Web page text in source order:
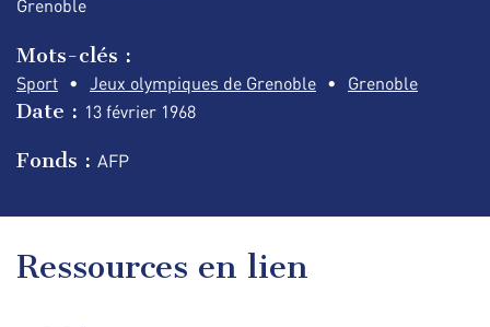
Grenoble
Mots-clés :
Sport Jeux olympiques de Grenoble Grenoble
Date : 13 février 1968
Fonds : AFP
Ressources en lien